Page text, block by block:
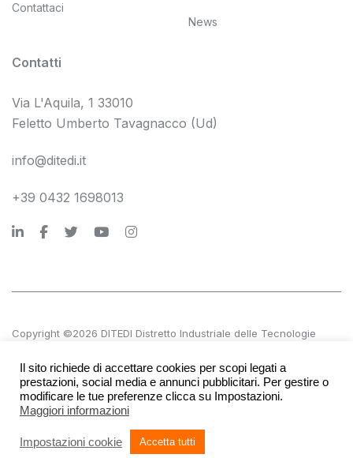
Contattaci
News
Contatti
Via L'Aquila, 1 33010
Feletto Umberto Tavagnacco (Ud)
info@ditedi.it
+39 0432 1698013
Copyright ©2026 DITEDI Distretto Industriale delle Tecnologie
P.IVA 02561380300 | REA UD 270601
Credits
Il sito richiede di accettare cookies per scopi legati a
prestazioni, social media e annunci pubblicitari. Per gestire o
modificare le tue preferenze clicca su Impostazioni.
Maggiori informazioni
Impostazioni cookie Accetta tutti